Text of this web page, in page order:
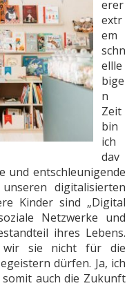
erer
extr
em
schn
ellle
bige
n
Zeit
bin
ich
dav
und entschleunigende
digitalisierten
Kinder sind „Digital
Netzwerke und
ihres Lebens.
wir sie nicht für die
dürfen. Ja, ich
auch die Zukunft